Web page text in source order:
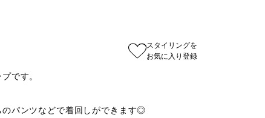
スタイリングを
お気に入り登録
です。
パンツなどで着回しができます◎